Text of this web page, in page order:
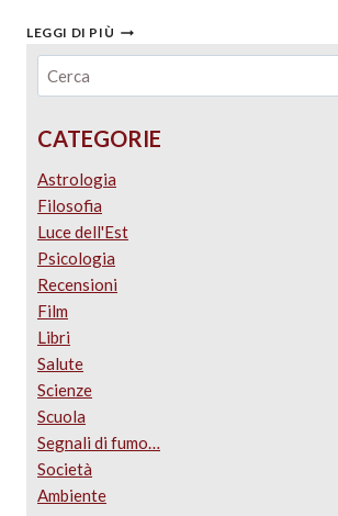
LEGGI DI PIÙ
CATEGORIE
Astrologia
Filosofia
Luce dell'Est
Psicologia
Recensioni
Film
Libri
Salute
Scienze
Scuola
Segnali di fumo…
Società
Ambiente